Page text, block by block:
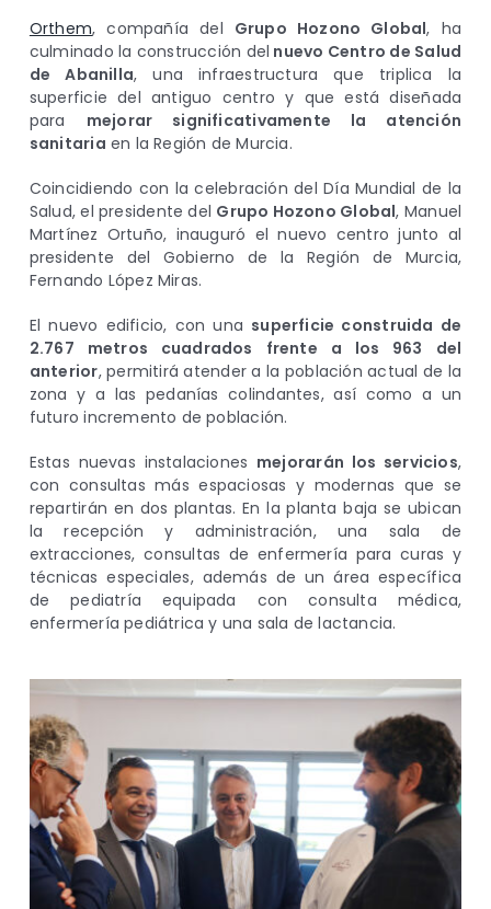
Orthem, compañía del Grupo Hozono Global, ha
culminado la construcción del nuevo Centro de Salud
de Abanilla, una infraestructura que triplica la
superficie del antiguo centro y que está diseñada
para mejorar significativamente la atención
sanitaria en la Región de Murcia.
Coincidiendo con la celebración del Día Mundial de la
Salud, el presidente del Grupo Hozono Global, Manuel
Martínez Ortuño, inauguró el nuevo centro junto al
presidente del Gobierno de la Región de Murcia,
Fernando López Miras.
El nuevo edificio, con una superficie construida de
2.767 metros cuadrados frente a los 963 del
anterior, permitirá atender a la población actual de la
zona y a las pedanías colindantes, así como a un
futuro incremento de población.
Estas nuevas instalaciones mejorarán los servicios,
con consultas más espaciosas y modernas que se
repartirán en dos plantas. En la planta baja se ubican
la recepción y administración, una sala de
extracciones, consultas de enfermería para curas y
técnicas especiales, además de un área específica
de pediatría equipada con consulta médica,
enfermería pediátrica y una sala de lactancia.